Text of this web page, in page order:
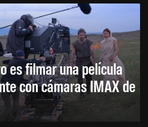
es filmar una película
con cámaras IMAX de